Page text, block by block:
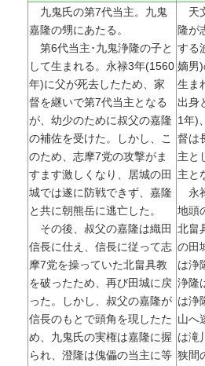
九鬼氏の第7代当主。九鬼
嘉隆の甥にあたる。
第6代当主･九鬼浄隆の子と
して生まれる。永禄3年(1560
年)に父が死去したため、家
督を継いで第7代当主となる
が、幼少のために叔父の嘉隆
の補佐を受けた。しかし、こ
のため、志摩7党の攻撃がま
すます激しくなり、居城の田
城では遂に防戦できず、嘉隆
と共に朝熊岳に逃亡した。
その後、叔父の嘉隆は織田
信長に仕え、信長に従って志
摩7党を操っていた北畠具教
を破ったため、再び田城に戻
った。しかし、叔父の嘉隆が
信長のもとで頭角を現したた
め、九鬼氏の実権は嘉隆に握
られ、澄隆は傀儡の当主に等
天
隆が
する
嫡男
生ま
出身
1年)
督は
主と
主と
永
地頭
北畠
の田
は浄
浄隆
は浄
山へ
は滝
狭間